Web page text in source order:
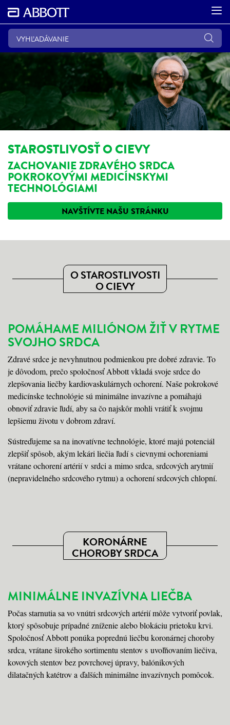
STAROSTLIVOSŤ O CIEVY
ZACHOVANIE ZDRAVÉHO SRDCA
POKROKOVÝMI MEDICÍNSKYMI
TECHNOLÓGIAMI
NAVŠTÍVTE NAŠU STRÁNKU
O STAROSTLIVOSTI
O CIEVY
POMÁHAME MILIÓNOM ŽIŤ V RYTME
SVOJHO SRDCA
Zdravé srdce je nevyhnutnou podmienkou pre dobré zdravie. To
je dôvodom, prečo spoločnosť Abbott vkladá svoje srdce do
zlepšovania liečby kardiovaskulárnych ochorení. Naše pokrokové
medicínske technológie sú minimálne invazívne a pomáhajú
obnoviť zdravie ľudí, aby sa čo najskôr mohli vrátiť k svojmu
lepšiemu životu v dobrom zdraví.
Sústreďujeme sa na inovatívne technológie, ktoré majú potenciál
zlepšiť spôsob, akým lekári liečia ľudí s cievnymi ochoreniami
vrátane ochorení artérií v srdci a mimo srdca, srdcových arytmií
(nepravidelného srdcového rytmu) a ochorení srdcových chlopní.
KORONÁRNE
CHOROBY SRDCA
MINIMÁLNE INVAZÍVNA LIEČBA
Počas starnutia sa vo vnútri srdcových artérií môže vytvoriť povlak,
ktorý spôsobuje prípadné zníženie alebo blokáciu prietoku krvi.
Spoločnosť Abbott ponúka poprednú liečbu koronárnej choroby
srdca, vrátane širokého sortimentu stentov s uvoľňovaním liečiva,
kovových stentov bez povrchovej úpravy, balónikových
dilatačných katétrov a ďalších minimálne invazívnych pomôcok.